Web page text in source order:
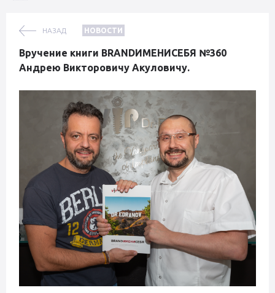
НАЗАД НОВОСТИ
Вручение книги BRANDИМЕНИСЕБЯ №360
Андрею Викторовичу Акуловичу.